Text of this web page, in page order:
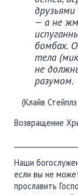
— а не
бомбах.
тела
не
разумом.
(Клайв
Возвращение
Наши
если вы не
прославить